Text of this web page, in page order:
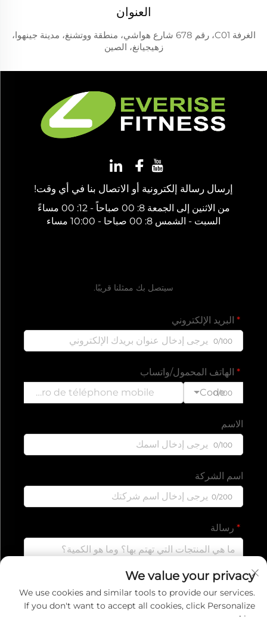
العنوان
الغرفة C01، رقم 678 شارع هواشي، منطقة ووتشنغ، مدينة جينهوا،
زهيجيانغ، الصين
إرسال رسالة إلكترونية أو الاتصال بنا في أي وقت!
من الاثنين إلى الجمعة 8: 00 صباحاً - 12: 00 مساءً
السبت - الشمس 8: 00 صباحا - 10:00 مساء
سيتصل بك ممثلنا قريبًا.
البريد الإلكتروني
0/100
الهاتف المحمول/واتساب
Code
0/100
الاسم
0/100
اسم الشركة
0/200
رسالة
0/1000
We value your privacy
We use cookies and similar tools to provide our services.
If you don't want to accept all cookies, click Personalize